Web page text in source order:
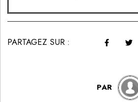
PARTAGEZ SUR :
PAR